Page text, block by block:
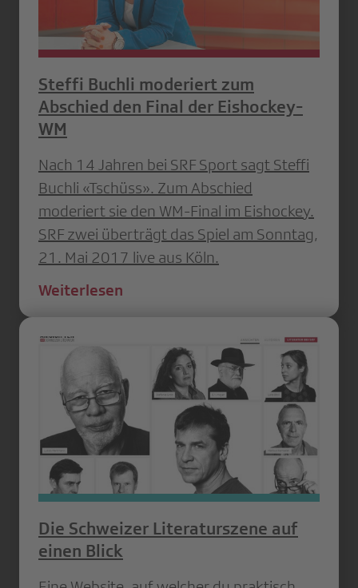
Steffi Buchli moderiert zum
Abschied den Final der Eishockey-
WM
Nach 14 Jahren bei SRF Sport sagt Steffi
Buchli «Tschüss». Zum Abschied
moderiert sie den WM-Final im Eishockey.
SRF zwei überträgt das Spiel am Sonntag,
21. Mai 2017 live aus Köln.
Weiterlesen
Die Schweizer Literaturszene auf
einen Blick